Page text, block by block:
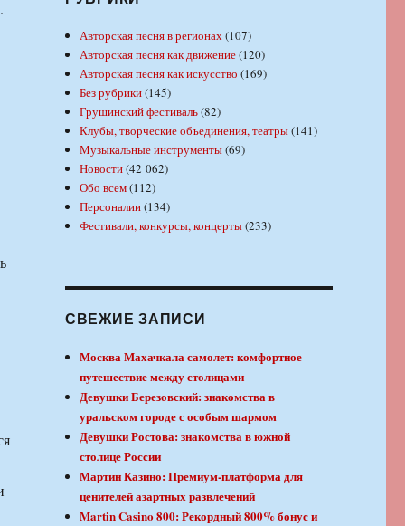
Авторская песня в регионах(107)
Авторская песня как движение(120)
Авторская песня как искусство (169)
Без рубрики(145)
Грушинский фестиваль(82)
Клубы, творческие объединения, театры(141)
Музыкальные инструменты(69)
Новости(42 062)
Обо всем(112)
Персоналии(134)
Фестивали, конкурсы, концерты(233)
СВЕЖИЕ ЗАПИСИ
Москва Махачкала самолет: комфортное
путешествие между столицами
Девушки Березовский: знакомства в
уральском городе с особым шармом
Девушки Ростова: знакомства в южной
столице России
Мартин Казино: Премиум-платформа для
ценителей азартных развлечений
Martin Casino 800: Рекордный 800% бонус и